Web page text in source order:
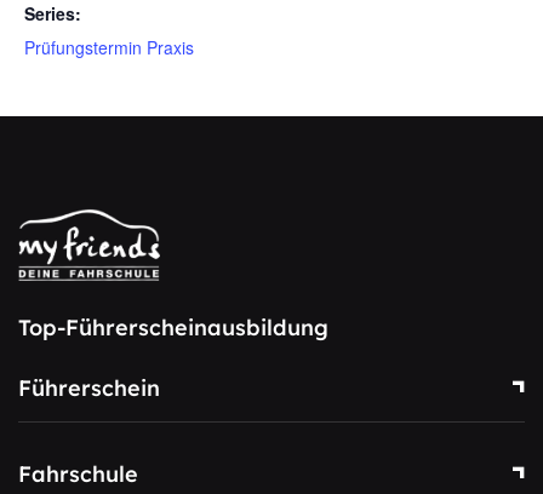
Series:
Prüfungstermin Praxis
Top-Führerscheinausbildung
Führerschein
Fahrschule